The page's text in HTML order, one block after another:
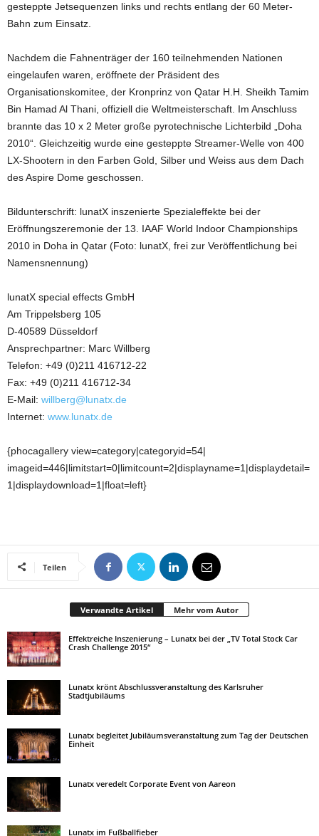
gesteppte Jetsequenzen links und rechts entlang der 60 Meter-
Bahn zum Einsatz.
Nachdem die Fahnenträger der 160 teilnehmenden Nationen
eingelaufen waren, eröffnete der Präsident des
Organisationskomitee, der Kronprinz von Qatar H.H. Sheikh Tamim
Bin Hamad Al Thani, offiziell die Weltmeisterschaft. Im Anschluss
brannte das 10 x 2 Meter große pyrotechnische Lichterbild „Doha
2010“. Gleichzeitig wurde eine gesteppte Streamer-Welle von 400
LX-Shootern in den Farben Gold, Silber und Weiss aus dem Dach
des Aspire Dome geschossen.
Bildunterschrift: lunatX inszenierte Spezialeffekte bei der
Eröffnungszeremonie der 13. IAAF World Indoor Championships
2010 in Doha in Qatar (Foto: lunatX, frei zur Veröffentlichung bei
Namensnennung)
lunatX special effects GmbH
Am Trippelsberg 105
D-40589 Düsseldorf
Ansprechpartner: Marc Willberg
Telefon: +49 (0)211 416712-22
Fax: +49 (0)211 416712-34
E-Mail: willberg@lunatx.de
Internet: www.lunatx.de
{phocagallery view=category|categoryid=54|
imageid=446|limitstart=0|limitcount=2|displayname=1|displaydetail=
1|displaydownload=1|float=left}
Teilen
Verwandte Artikel Mehr vom Autor
Effektreiche Inszenierung – Lunatx bei der „TV Total Stock Car
Crash Challenge 2015“
Lunatx krönt Abschlussveranstaltung des Karlsruher
Stadtjubiläums
Lunatx begleitet Jubiläumsveranstaltung zum Tag der Deutschen
Einheit
Lunatx veredelt Corporate Event von Aareon
Lunatx im Fußballfieber